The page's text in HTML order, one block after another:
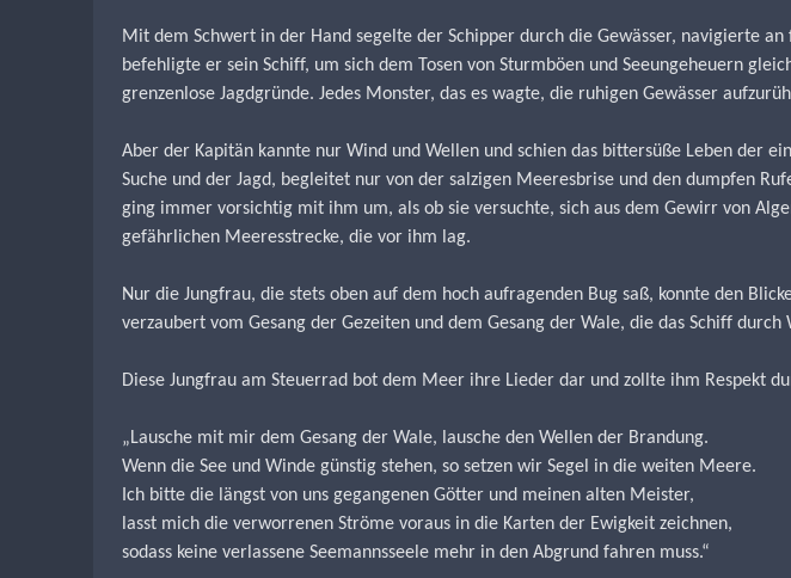
Mit dem Schwert in der Hand segelte der Schipper durch die Gewässer, navigierte
befehligte er sein Schiff, um sich dem Tosen von Sturmböen und Seeungeheuern
grenzenlose Jagdgründe. Jedes Monster, das es wagte, die ruhigen Gewässer
Aber der Kapitän kannte nur Wind und Wellen und schien das bittersüße Leben der
Suche und der Jagd, begleitet nur von der salzigen Meeresbrise und den dumpfen
ging immer vorsichtig mit ihm um, als ob sie versuchte, sich aus dem Gewirr von
gefährlichen Meeresstrecke, die vor ihm lag.
Nur die Jungfrau, die stets oben auf dem hoch aufragenden Bug saß, konnte den
verzaubert vom Gesang der Gezeiten und dem Gesang der Wale, die das Schiff
Diese Jungfrau am Steuerrad bot dem Meer ihre Lieder dar und zollte ihm Respekt
„Lausche mit mir dem Gesang der Wale, lausche den Wellen der Brandung.
Wenn die See und Winde günstig stehen, so setzen wir Segel in die weiten Meere.
Ich bitte die längst von uns gegangenen Götter und meinen alten Meister,
lasst mich die verworrenen Ströme voraus in die Karten der Ewigkeit zeichnen,
sodass keine verlassene Seemannsseele mehr in den Abgrund fahren muss.“